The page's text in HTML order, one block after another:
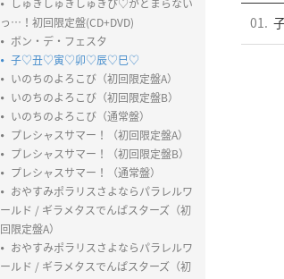
しゅきしゅきしゅきぴ♡がとまらない
っ…！初回限定盤(CD+DVD)
ボン・デ・フェスタ
子♡丑♡寅♡卯♡辰♡巳♡
いのちのよろこび（初回限定盤A）
いのちのよろこび（初回限定盤B）
いのちのよろこび（通常盤）
プレシャスサマー！（初回限定盤A）
プレシャスサマー！（初回限定盤B）
プレシャスサマー！（通常盤）
おやすみポラリスさよならパラレルワ
ールド / ギラメタスでんぱスターズ（初
回限定盤A）
おやすみポラリスさよならパラレルワ
ールド / ギラメタスでんぱスターズ（初
01.